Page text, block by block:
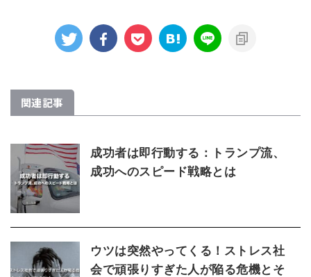
関連記事
成功者は即行動する：トランプ流、
成功へのスピード戦略とは
ウツは突然やってくる！ストレス社
会で頑張りすぎた人が陥る危機とそ